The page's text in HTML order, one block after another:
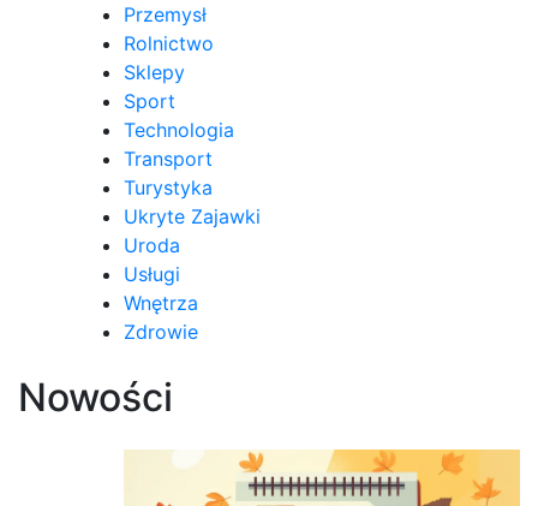
Przemysł
Rolnictwo
Sklepy
Sport
Technologia
Transport
Turystyka
Ukryte Zajawki
Uroda
Usługi
Wnętrza
Zdrowie
Nowości